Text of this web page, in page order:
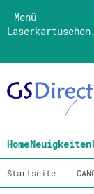
Menü
HomeNeuigkeiten
Startseite